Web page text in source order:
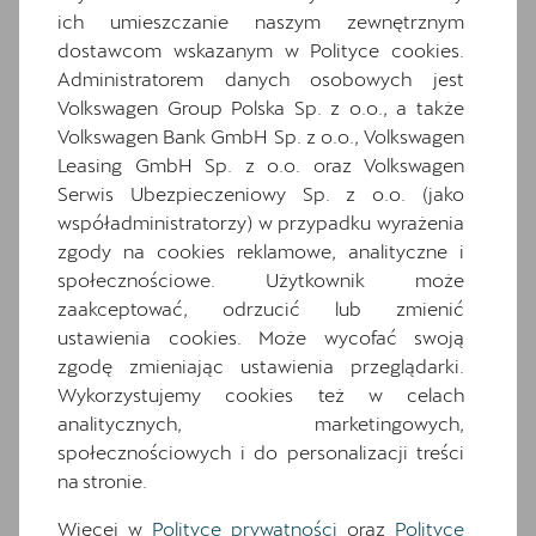
Hybrid drive system mHEV
Informacje o oponach
Komplet dywaników
Materiałowa ze skórą ekologiczną w kolorze
czarnym
Media System Plus: 12.9-calowy kolorowy
ekran dotykowy
Osłony przeciwsłoneczne kierowcy i
pasażera z zamykanymi i podświetlanymi
lusterkami
Oświetlenie powitalne LED w lusterkach
bocznych
Relingi dachowe w kolorze lśniącej czerni
Schowek z funkcją bezprzewodowego
ładowania telefonu
Speed limiter
System Front Cross traffic assist
ich umieszczanie naszym zewnętrznym
dostawcom wskazanym w Polityce cookies.
Administratorem danych osobowych jest
Volkswagen Group Polska Sp. z o.o., a także
Volkswagen Bank GmbH Sp. z o.o., Volkswagen
Leasing GmbH Sp. z o.o. oraz Volkswagen
Serwis Ubezpieczeniowy Sp. z o.o. (jako
współadministratorzy) w przypadku wyrażenia
zgody na cookies reklamowe, analityczne i
społecznościowe. Użytkownik może
zaakceptować, odrzucić lub zmienić
ustawienia cookies. Może wycofać swoją
zgodę zmieniając ustawienia przeglądarki.
Wykorzystujemy cookies też w celach
analitycznych, marketingowych,
społecznościowych i do personalizacji treści
na stronie.
Więcej w Polityce prywatności oraz Polityce